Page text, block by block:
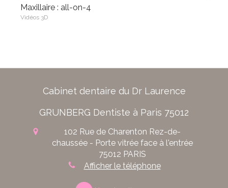
Maxillaire : all-on-4
Vidéos 3D
Cabinet dentaire du Dr Laurence
GRUNBERG Dentiste à Paris 75012
102 Rue de Charenton Rez-de-
chaussée - Porte vitrée face à l'entrée
75012 PARIS
Afficher le téléphone